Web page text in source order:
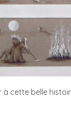
à cette belle